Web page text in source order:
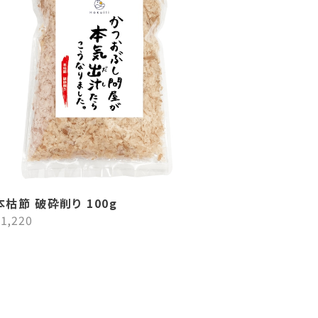
枯節 破砕削り 100g